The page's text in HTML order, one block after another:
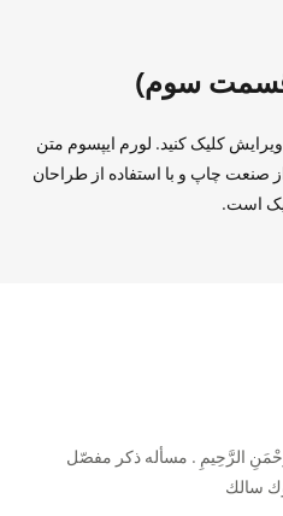
کلیک کنید. لورم ایپسوم متن
صنعت چاپ و با استفاده از طراحان
است.
اللهَّ الرَّحْمَنِ الرَّحِيمِ . مسأله ذكر مفصّل
سالك